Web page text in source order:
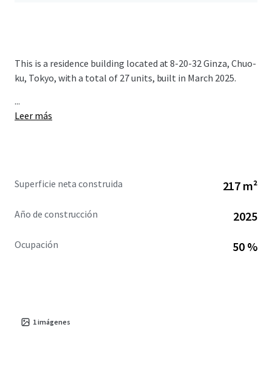
This is a residence building located at 8-20-32 Ginza, Chuo-
ku, Tokyo, with a total of 27 units, built in March 2025.
...
Leer más
Superficie neta construida 217 m²
Año de construcción 2025
Ocupación 50 %
1imágenes